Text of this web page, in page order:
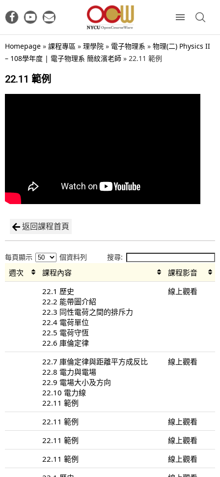
Homepage » 課程專區 » 理學院 » 電子物理系 » 物理(二) Physics II
– 108學年度 | 電子物理系 簡紋濱老師 » 22.11 範例
22.11 範例
返回課程首頁
每頁顯示 個資料列 搜尋:
週次 課程內容
課程影音
22.1 歷史
22.2 能帶圖介紹
22.3 同性電荷之間的排斥力
22.4 電荷單位
22.5 電荷守恆
22.6 庫倫定律
線上觀看
22.7 庫倫定律與距離平方成反比
22.8 電力與電場
22.9 電場大小及方向
22.10 電力線
22.11 範例
線上觀看
22.11 範例
線上觀看
22.11 範例
線上觀看
22.11 範例
線上觀看